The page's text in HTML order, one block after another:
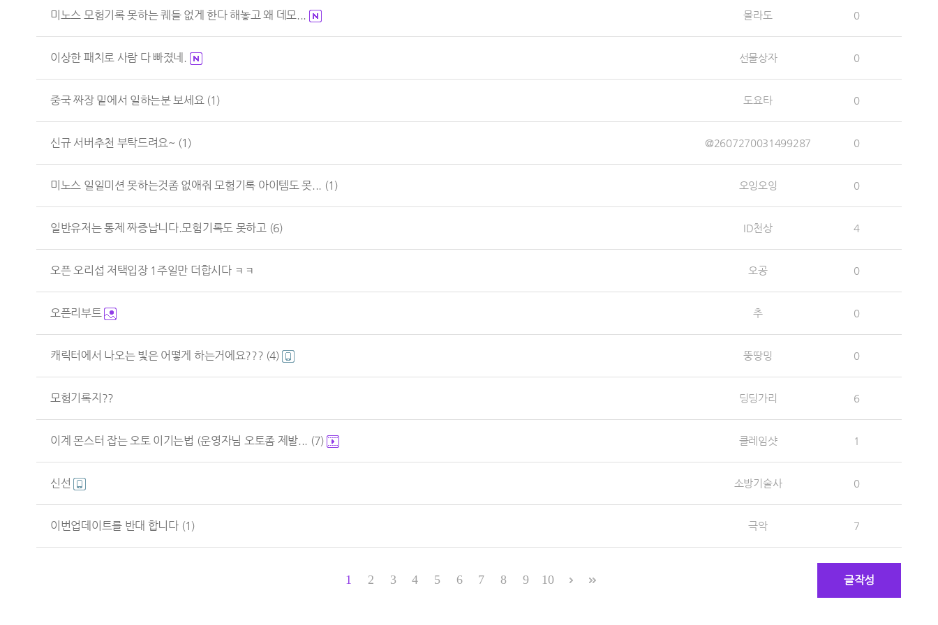
미노스 모험기록 못하는 퀘들 없게 한다 해놓고 왜 데모... 몰라도 0
이상한 패치로 사람 다 빠졌네. 선물상자 0
중국 짜장 밑에서 일하는분 보세요 (1) 도요타 0
신규 서버추천 부탁드려요~ (1) @2607270031499287 0
미노스 일일미션 못하는것좀 없애줘 모험기록 아이템도 못... (1) 오잉오잉 0
일반유저는 통제 짜증납니다.모험기록도 못하고 (6) ID천상 4
오픈 오리섭 저택입장 1주일만 더합시다 ㅋㅋ 오공 0
오픈리부트 추 0
캐릭터에서 나오는 빛은 어떻게 하는거에요??? (4) 뚱땅밍 0
모험기록지?? 딩딩가리 6
이계 몬스터 잡는 오토 이기는법 (운영자님 오토좀 제발... (7) 클레임샷 1
신선 소방기술사 0
이번업데이트를 반대 합니다 (1) 극악 7
1 2 3 4 5 6 7 8 9 10 글작성